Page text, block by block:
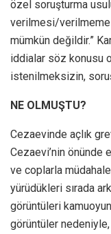
özel soruşturma
verilmesi/
mümkün değildir.”
iddialar söz konusu
istenilmeksizin,
NE OLMUŞTU?
Cezaevinde açlık
Cezaevi’nin önünde
ve coplarla
yürüdükleri sırada
görüntüleri
görüntüler nedeniyle,